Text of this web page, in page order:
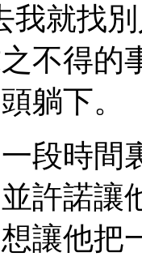
我就找
不得的
躺下。
時間
許諾讓
讓他把